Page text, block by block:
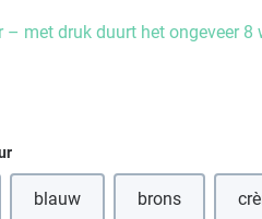
– met druk duurt het ongeveer 8
is momenteel niet beschikbaar.)
blauw brons(Deze optie is